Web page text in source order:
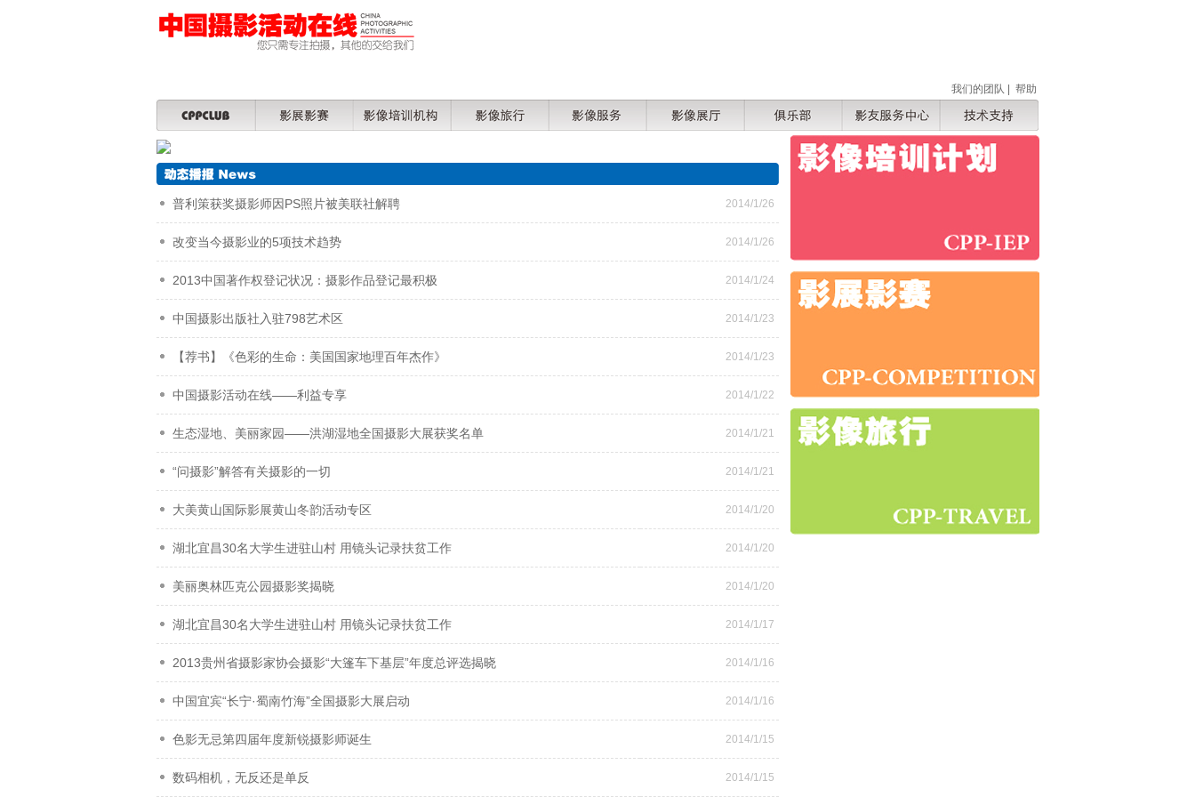
我们的团队 帮助
普利策获奖摄影师因PS照片被美联社解聘 2014/1/26
改变当今摄影业的5项技术趋势 2014/1/26
2013中国著作权登记状况：摄影作品登记最积极 2014/1/24
中国摄影出版社入驻798艺术区 2014/1/23
【荐书】《色彩的生命：美国国家地理百年杰作》 2014/1/23
中国摄影活动在线——利益专享 2014/1/22
生态湿地、美丽家园——洪湖湿地全国摄影大展获奖名单 2014/1/21
“问摄影”解答有关摄影的一切 2014/1/21
大美黄山国际影展黄山冬韵活动专区 2014/1/20
湖北宜昌30名大学生进驻山村 用镜头记录扶贫工作 2014/1/20
美丽奥林匹克公园摄影奖揭晓 2014/1/20
湖北宜昌30名大学生进驻山村 用镜头记录扶贫工作 2014/1/17
2013贵州省摄影家协会摄影“大篷车下基层”年度总评选揭晓 2014/1/16
中国宜宾“长宁·蜀南竹海”全国摄影大展启动 2014/1/16
色影无忌第四届年度新锐摄影师诞生 2014/1/15
数码相机，无反还是单反 2014/1/15